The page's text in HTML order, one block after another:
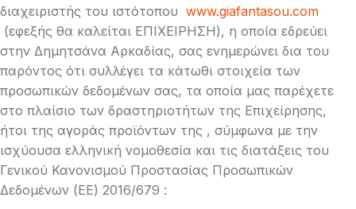
διαχειριστής του ιστότοπου www.giafantasou.com
(εφεξής θα καλείται ΕΠΙΧΕΙΡΗΣΗ), η οποία εδρεύει
στην Δημητσάνα Αρκαδίας, σας ενημερώνει δια του
παρόντος ότι συλλέγει τα κάτωθι στοιχεία των
προσωπικών δεδομένων σας, τα οποία μας παρέχετε
στο πλαίσιο των δραστηριοτήτων της Επιχείρησης,
ήτοι της αγοράς προϊόντων της , σύμφωνα με την
ισχύουσα ελληνική νομοθεσία και τις διατάξεις του
Γενικού Κανονισμού Προστασίας Προσωπικών
Δεδομένων (ΕΕ) 2016/679 :